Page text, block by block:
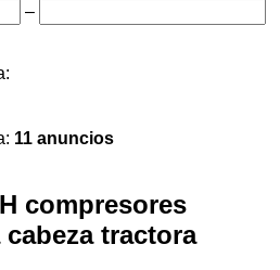
–
11 anuncios
compresores
tractora